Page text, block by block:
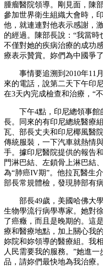
腫瘤醫院領導。剛見面，陳
參加世界衛生組織大會時，
他，就連連對他表示感謝，
的經過。陳部長說：“我當
不僅對她的疾病治療的成功
療表示贊賞。妳們為中國爭
事情要追溯到 2010年11 月
來的電話，說第二天下午印
在3天內完成檢查和治療，“
下午4點，印尼總領事館
長。同來的有印尼總統醫療
瓦、部長丈夫和印尼椰風醫
傳統服裝，一下汽車就熱情
手。據印尼醫院提供的報告和
門淋巴結、左鎖骨上淋巴結
為“肺癌IV期”。他拉瓦醫生
部長常規體檢，發現肺部有病
部長49歲，美國哈佛大
生物學流行病學專家。她對
了癌癥，而且是晚期的。這
療和醫療地點，加上關心我
妳院和妳領導的醫療組。我
人民需要我的服務。”她進
品，請妳們最快地為我治療